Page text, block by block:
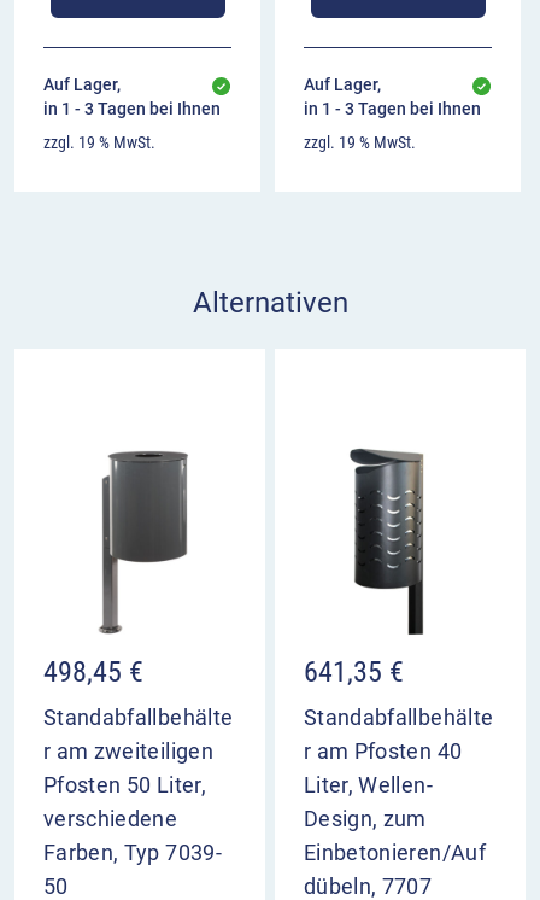
Auf Lager,
in 1 - 3 Tagen bei Ihnen
zzgl. 19 % MwSt.
Auf Lager,
in 1 - 3 Tagen bei Ihnen
zzgl. 19 % MwSt.
Alternativen
498,45 €
Standabfallbehälte
r am zweiteiligen
Pfosten 50 Liter,
verschiedene
Farben, Typ 7039-
50
641,35 €
Standabfallbehälte
r am Pfosten 40
Liter, Wellen-
Design, zum
Einbetonieren/Auf
dübeln, 7707